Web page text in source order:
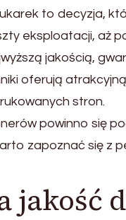
to decyzja,
eksploatacji, aż
jakością,
oferują
stron.
powinno się
zapoznać się z
jakość